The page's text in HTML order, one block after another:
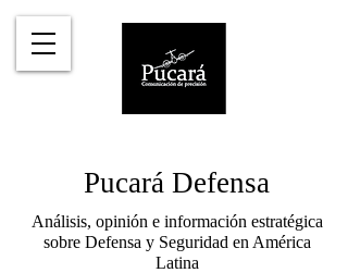
Pucará Defensa
Análisis, opinión e información estratégica
sobre Defensa y Seguridad en América
Latina